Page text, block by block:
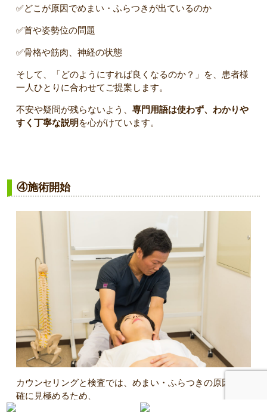
✅どこが原因でめまい・ふらつきが出ているのか
✅首や姿勢位の問題
✅骨格や筋肉、神経の状態
そして、「どのようにすれば良くなるのか？」を、患者様
一人ひとりに合わせてご提案します。
不安や疑問が残らないよう、 専門用語は使わず、わかりや
すく丁寧な説明 を心がけています。
④施術開始
カウンセリングと検査では、めまい・ふらつきの原因を的
確に見極めるため、